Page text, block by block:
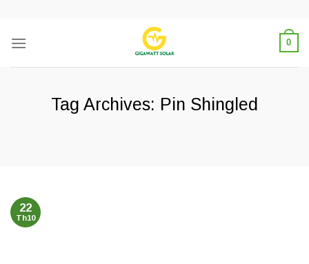
content
0
Tag Archives: Pin Shingled
22
Th10